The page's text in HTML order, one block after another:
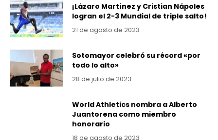
¡Lázaro Martínez y Cristian Nápoles
logran el 2-3 Mundial de triple salto!
21 de agosto de 2023
Sotomayor celebró su récord «por
todo lo alto»
28 de julio de 2023
World Athletics nombra a Alberto
Juantorena como miembro
honorario
18 de agosto de 2023